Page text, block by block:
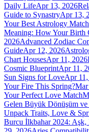
Daily LifeApr 13, 2026
Guide to SynastryApr 13,
Your Best Astrology
Meaning: How Your Birth
2026Advanced Zodiac
GuideApr 12, 2026
Chart HousesApr 11, 2026
Cosmic BlueprintApr 11,
Sun Signs for LoveApr
Your Fire This Spring?
Your Perfect Love Match
Gelen Büyük Dönüşüm ve
Unpack Traits, Love &
Burcu İlkbahar 2024: Aşk,